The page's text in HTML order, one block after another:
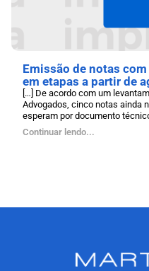
Emissão de notas
em etapas a partir de
[…] De acordo com um
Advogados, cinco notas ainda
esperam por documento
Continuar lendo...